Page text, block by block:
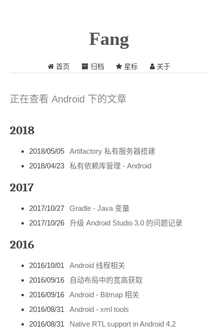
Fang
首页 归档 星标 关于
正在查看 Android 下的文章
2018
2018/05/05
Artifactory 私有服务器搭建
2018/04/23
私有依赖库管理 - Android
2017
2017/10/27
Gradle - Java 变量
2017/10/26
升级 Android Studio 3.0 的问题记录
2016
2016/10/01
Android 线程相关
2016/09/16
自动布局中的宽高获取
2016/09/16
Android - Bitmap 相关
2016/08/31
Android - xml tools
2016/08/31
Native RTL support in Android 4.2